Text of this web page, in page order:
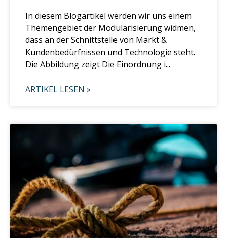
In diesem Blogartikel werden wir uns einem
Themengebiet der Modularisierung widmen,
dass an der Schnittstelle von Markt &
Kundenbedürfnissen und Technologie steht.
Die Abbildung zeigt Die Einordnung i...
ARTIKEL LESEN »